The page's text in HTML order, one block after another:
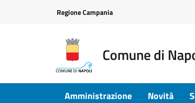
Regione Campania
Comune di
Amministrazione Novità